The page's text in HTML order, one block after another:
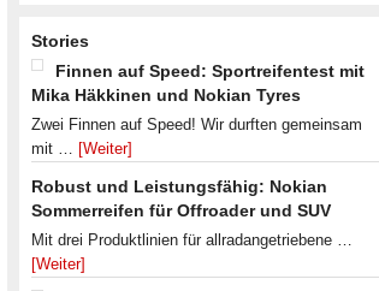
Stories
Finnen auf Speed: Sportreifentest mit
Mika Häkkinen und Nokian Tyres
Zwei Finnen auf Speed! Wir durften gemeinsam
mit … [Weiter]
Robust und Leistungsfähig: Nokian
Sommerreifen für Offroader und SUV
Mit drei Produktlinien für allradangetriebene …
[Weiter]